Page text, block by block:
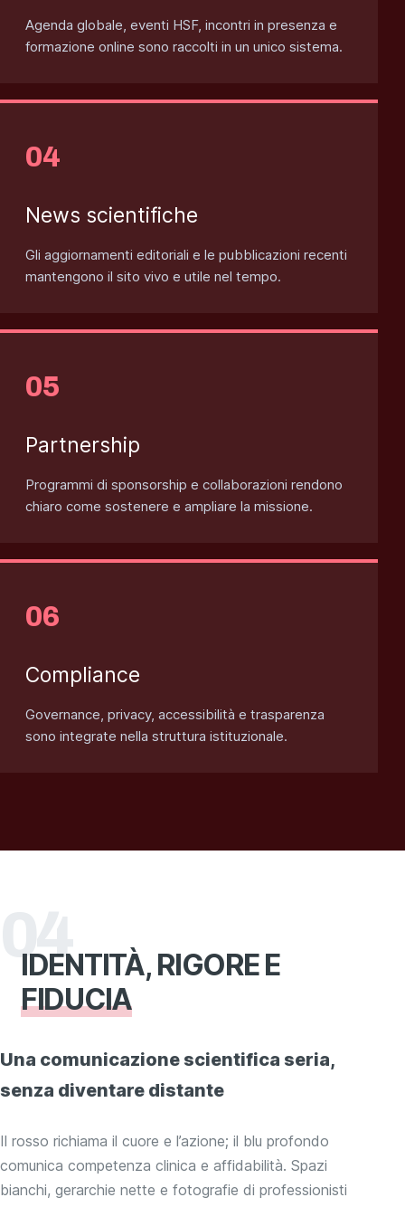
Agenda globale, eventi HSF, incontri in presenza e
formazione online sono raccolti in un unico sistema.
News scientifiche
Gli aggiornamenti editoriali e le pubblicazioni recenti
mantengono il sito vivo e utile nel tempo.
Partnership
Programmi di sponsorship e collaborazioni rendono
chiaro come sostenere e ampliare la missione.
Compliance
Governance, privacy, accessibilità e trasparenza
sono integrate nella struttura istituzionale.
04
IDENTITÀ, RIGORE E
FIDUCIA
Una comunicazione scientifica seria,
senza diventare distante
Il rosso richiama il cuore e l’azione; il blu profondo
comunica competenza clinica e affidabilità. Spazi
bianchi, gerarchie nette e fotografie di professionisti